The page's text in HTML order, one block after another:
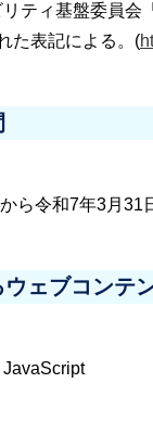
ティ基盤委員会
た表記による。(
ら令和7年3月31
ェブコンテ